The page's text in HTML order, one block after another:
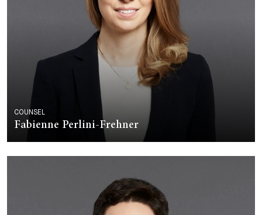
COUNSEL
Fabienne Perlini-Frehner